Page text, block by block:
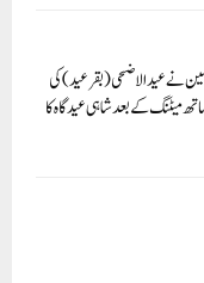
نے عیدالاضحی (بقرعید) کی
میٹنگ کے بعد شاہی عیدگاہ کا